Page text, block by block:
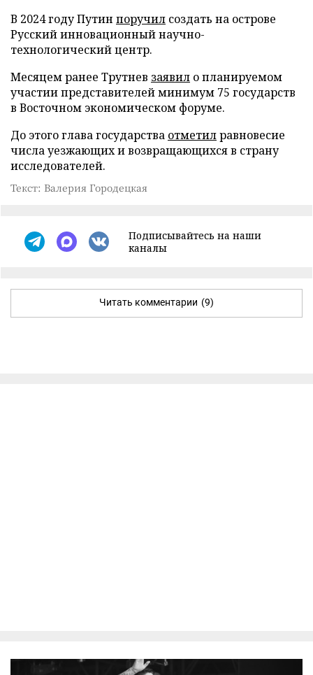
В 2024 году Путин поручил создать на острове
Русский инновационный научно-
технологический центр.
Месяцем ранее Трутнев заявил о планируемом
участии представителей минимум 75 государств
в Восточном экономическом форуме.
До этого глава государства отметилравновесие
числа уезжающих и возвращающихся в страну
исследователей.
Текст: Валерия Городецкая
Подписывайтесь на наши
каналы
Читать комментарии (9)